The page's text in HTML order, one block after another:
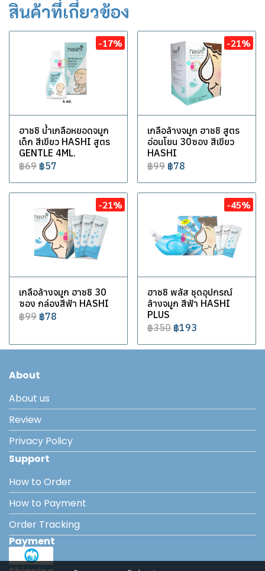
สินค้าที่เกี่ยวข้อง
-17%
ฮาชชิ น้ำเกลือหยอดจมูก
เด็ก สีเขียว HASHI สูตร
GENTLE 4ML.
฿69 ฿57
-21%
เกลือล้างจมูก ฮาชชิ สูตร
อ่อนโยน 30ซอง สีเขียว
HASHI
฿99 ฿78
-21%
เกลือล้างจมูก ฮาชชิ 30
ซอง กล่องสีฟ้า HASHI
฿99 ฿78
-45%
ฮาชชิ พลัส ชุดอุปกรณ์
ล้างจมูก สีฟ้า HASHI
PLUS
฿350 ฿193
About
About us
Review
Privacy Policy
Support
How to Order
How to Payment
Order Tracking
Payment